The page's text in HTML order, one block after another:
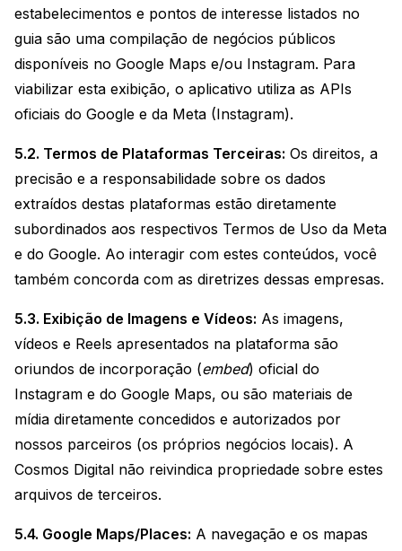
estabelecimentos e pontos de interesse listados no
guia são uma compilação de negócios públicos
disponíveis no Google Maps e/ou Instagram. Para
viabilizar esta exibição, o aplicativo utiliza as APIs
oficiais do Google e da Meta (Instagram).
5.2. Termos de Plataformas Terceiras: Os direitos, a
precisão e a responsabilidade sobre os dados
extraídos destas plataformas estão diretamente
subordinados aos respectivos Termos de Uso da Meta
e do Google. Ao interagir com estes conteúdos, você
também concorda com as diretrizes dessas empresas.
5.3. Exibição de Imagens e Vídeos: As imagens,
vídeos e Reels apresentados na plataforma são
oriundos de incorporação (embed) oficial do
Instagram e do Google Maps, ou são materiais de
mídia diretamente concedidos e autorizados por
nossos parceiros (os próprios negócios locais). A
Cosmos Digital não reivindica propriedade sobre estes
arquivos de terceiros.
5.4. Google Maps/Places: A navegação e os mapas